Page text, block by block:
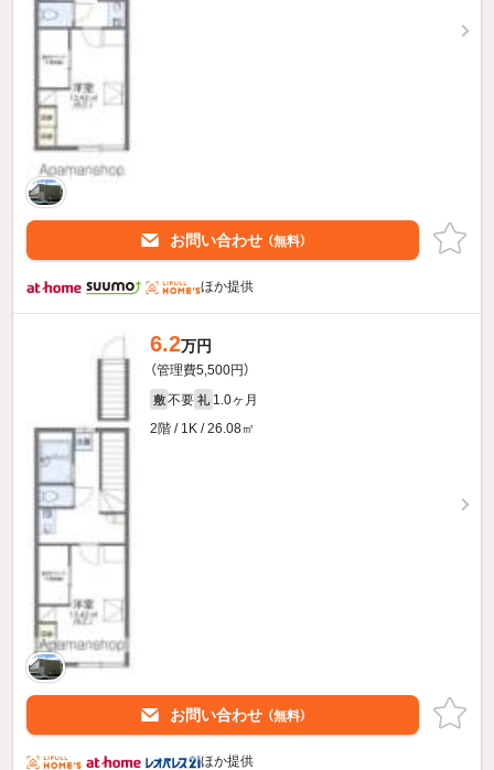
お問い合わせ （無料）
ほか提供
6.2万円
（管理費5,500円）
敷 不要 礼 1.0ヶ月
2階 / 1K / 26.08㎡
お問い合わせ （無料）
ほか提供